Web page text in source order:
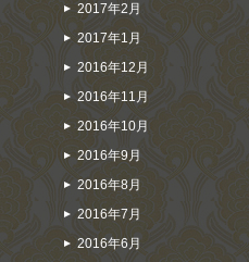
2017年2月
2017年1月
2016年12月
2016年11月
2016年10月
2016年9月
2016年8月
2016年7月
2016年6月